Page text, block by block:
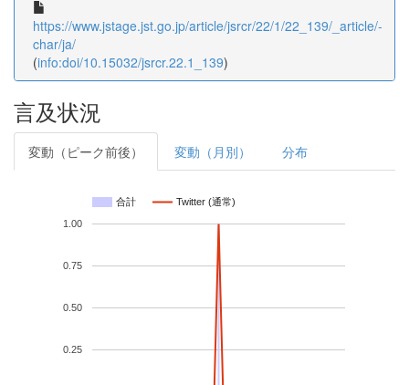
https://www.jstage.jst.go.jp/article/jsrcr/22/1/22_139/_article/-
char/ja/
(info:doi/10.15032/jsrcr.22.1_139)
言及状況
変動（ピーク前後） 変動（月別） 分布
合計 Twitter (通常)
0.25
0.50
0.75
1.00